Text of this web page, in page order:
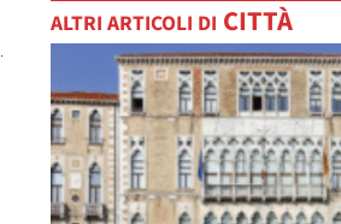
ALTRI ARTICOLI DI CITTÀ